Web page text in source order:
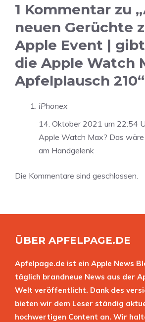
1 Kommentar zu
neuen Gerüchte
Apple Event |
die Apple Watch
Apfelplausch 210“
iPhonex
14. Oktober 2021 um 22:54
Apple Watch Max? Das
am Handgelenk
Die Kommentare sind geschlossen.
ÜBER APFELPAGE.DE
Apfelpage.de ist ein Apple News
täglich brandneue News aus der
Welt veröffentlicht. Dank des
bieten wir dem Leser ständig
hochwertigen Content an. Wir